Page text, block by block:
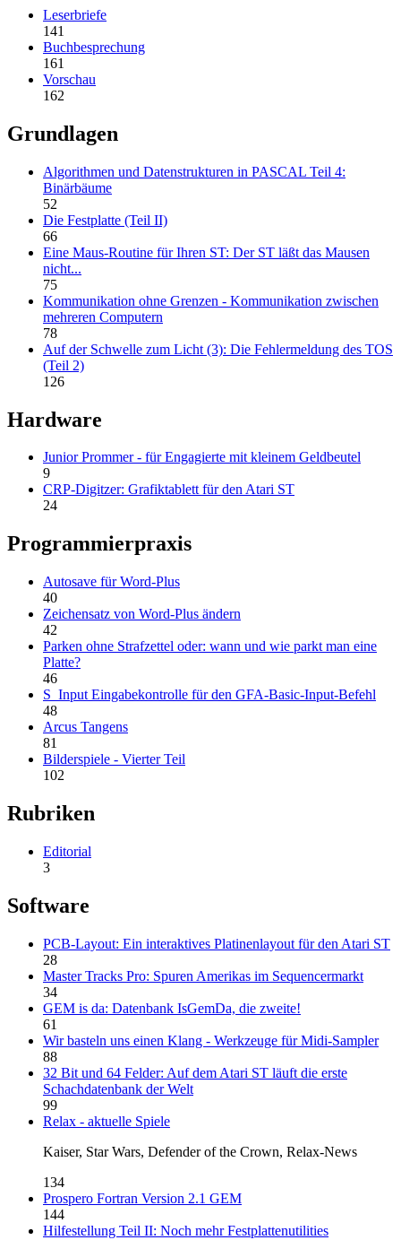
Leserbriefe
141
Buchbesprechung
161
Vorschau
162
Grundlagen
Algorithmen und Datenstrukturen in PASCAL Teil 4:
Binärbäume
52
Die Festplatte (Teil II)
66
Eine Maus-Routine für Ihren ST: Der ST läßt das Mausen
nicht...
75
Kommunikation ohne Grenzen - Kommunikation zwischen
mehreren Computern
78
Auf der Schwelle zum Licht (3): Die Fehlermeldung des TOS
(Teil 2)
126
Hardware
Junior Prommer - für Engagierte mit kleinem Geldbeutel
9
CRP-Digitzer: Grafiktablett für den Atari ST
24
Programmierpraxis
Autosave für Word-Plus
40
Zeichensatz von Word-Plus ändern
42
Parken ohne Strafzettel oder: wann und wie parkt man eine
Platte?
46
S_Input Eingabekontrolle für den GFA-Basic-Input-Befehl
48
Arcus Tangens
81
Bilderspiele - Vierter Teil
102
Rubriken
Editorial
3
Software
PCB-Layout: Ein interaktives Platinenlayout für den Atari ST
28
Master Tracks Pro: Spuren Amerikas im Sequencermarkt
34
GEM is da: Datenbank IsGemDa, die zweite!
61
Wir basteln uns einen Klang - Werkzeuge für Midi-Sampler
88
32 Bit und 64 Felder: Auf dem Atari ST läuft die erste
Schachdatenbank der Welt
99
Relax - aktuelle Spiele
Kaiser, Star Wars, Defender of the Crown, Relax-News
134
Prospero Fortran Version 2.1 GEM
144
Hilfestellung Teil II: Noch mehr Festplattenutilities